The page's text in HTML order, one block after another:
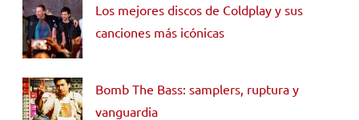
Los mejores discos de Coldplay y sus
canciones más icónicas
Bomb The Bass: samplers, ruptura y
vanguardia